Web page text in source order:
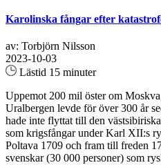
Karolinska fångar efter
av: Torbjörn Nilsson
2023-10-03
Lästid 15 minuter
Uppemot 200 mil öster om
Uralbergen levde för över 300 år
hade inte flyttat till den
som krigsfångar under Karl XII:s
Poltava 1709 och fram till freden
svenskar (30 000 personer) som